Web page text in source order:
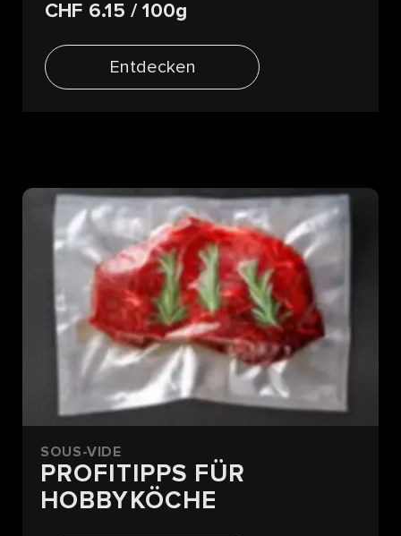
CHF 6.15 / 100g
Entdecken
SOUS-VIDE
PROFITIPPS FÜR
HOBBYKÖCHE